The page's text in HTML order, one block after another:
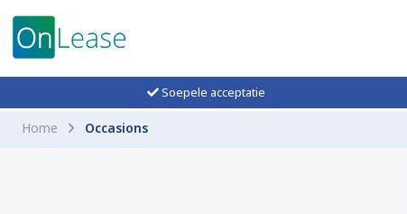
Soepele acceptatie
Home Occasions